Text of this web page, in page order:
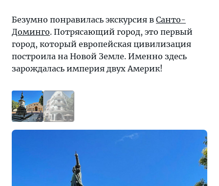
Безумно понравилась экскурсия в Санто-
Доминго. Потрясающий город, это первый
город, который европейская цивилизация
построила на Новой Земле. Именно здесь
зарождалась империя двух Америк!